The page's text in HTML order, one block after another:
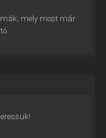
mely most már